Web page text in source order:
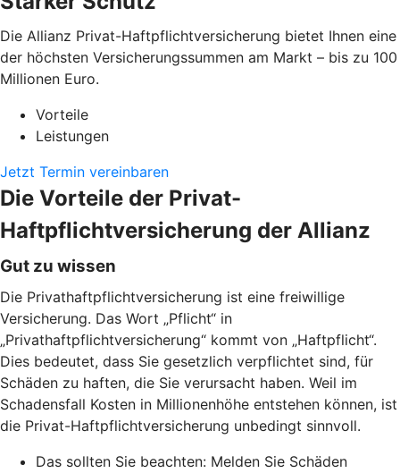
Die Allianz Privat-Haftpflichtversicherung bietet Ihnen eine
der höchsten Versicherungssummen am Markt – bis zu 100
Millionen Euro.
Vorteile
Leistungen
Jetzt Termin vereinbaren
Die Vorteile der Privat-
Haftpflichtversicherung der Allianz
Gut zu wissen
Die Privathaftpflichtversicherung ist eine freiwillige
Versicherung. Das Wort „Pflicht“ in
„Privathaftpflichtversicherung“ kommt von „Haftpflicht“.
Dies bedeutet, dass Sie gesetzlich verpflichtet sind, für
Schäden zu haften, die Sie verursacht haben. Weil im
Schadensfall Kosten in Millionenhöhe entstehen können, ist
die Privat-Haftpflichtversicherung unbedingt sinnvoll.
Das sollten Sie beachten: Melden Sie Schäden